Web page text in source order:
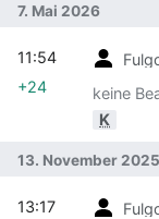
7. Mai 2026
keine
K
11:54
+24
13. November 2025
13:17